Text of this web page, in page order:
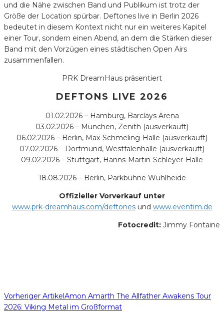
und die Nähe zwischen Band und Publikum ist trotz der
Größe der Location spürbar. Deftones live in Berlin 2026
bedeutet in diesem Kontext nicht nur ein weiteres Kapitel
einer Tour, sondern einen Abend, an dem die Stärken dieser
Band mit den Vorzügen eines städtischen Open Airs
zusammenfallen.
PRK DreamHaus präsentiert
DEFTONS LIVE 2026
01.02.2026 – Hamburg, Barclays Arena
03.02.2026 – München, Zenith (ausverkauft)
06.02.2026 – Berlin, Max-Schmeling-Halle (ausverkauft)
07.02.2026 – Dortmund, Westfalenhalle (ausverkauft)
09.02.2026 – Stuttgart, Hanns-Martin-Schleyer-Halle
18.08.2026 – Berlin, Parkbühne Wuhlheide
Offizieller Vorverkauf unter
www.prk-dreamhaus.com/deftonesund www.eventim.de
Fotocredit: Jimmy Fontaine
Vorheriger ArtikelAmon Amarth The Allfather Awakens Tour
2026: Viking Metal im Großformat